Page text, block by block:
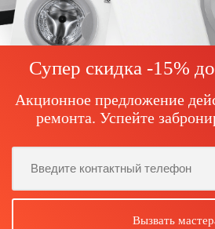
Супер скидка -15% до
Акционное предложение
ремонта. Успейте